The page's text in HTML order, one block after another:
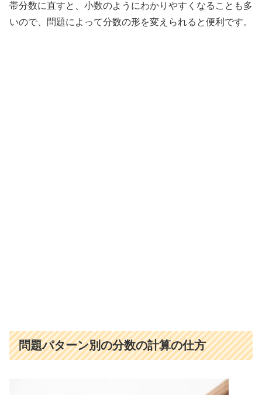
帯分数に直すと、小数のようにわかりやすくなることも多
いので、問題によって分数の形を変えられると便利です。
問題パターン別の分数の計算の仕方